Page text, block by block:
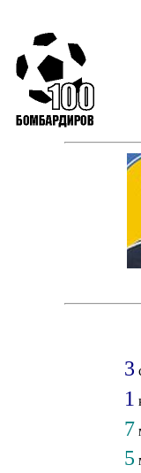
3
1
7
5